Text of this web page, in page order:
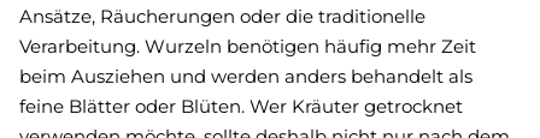
Ansätze, Räucherungen oder die traditionelle
Verarbeitung. Wurzeln benötigen häufig mehr Zeit
beim Ausziehen und werden anders behandelt als
feine Blätter oder Blüten. Wer Kräuter getrocknet